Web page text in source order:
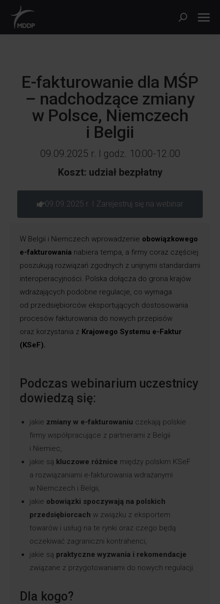
E-fakturowanie dla MŚP
– nadchodzące zmiany
w Polsce, Niemczech
i Belgii
09.09.2025 r. I godz. 10:00-12.00
Koszt: udział bezpłatny
09.09.2025 r. I Zarejestruj się na webinar
W Belgii i Niemczech wprowadzenie obowiązkowego
e-fakturowania nabiera tempa, a firmy coraz częściej
poszukują rozwiązań zgodnych z unijnymi standardami
interoperacyjności. Polska dołącza do grona krajów
wdrażających podobne regulacje, co wymaga
od przedsiębiorców eksportujących dostosowania
procesów fakturowania do nowych przepisów
oraz korzystania z Krajowego Systemu e-Faktur
(KSeF).
Podczas webinarium uczestnicy
dowiedzą się:
jakie zmiany w e-fakturowaniu czekają polskie
firmy współpracujące z partnerami z Belgii
i Niemiec,
jakie są kluczowe różnice między polskim KSeF
a rozwiązaniami e-fakturowania wdrażanymi
w Niemczech i Belgii,
jakie obowiązki spoczywają na polskich
przedsiębiorcach w związku z eksportem
towarów i usług na te rynki oraz czego będą
oczekiwać zagraniczni kontrahenci,
jakie są praktyczne wyzwania i rekomendacje
związane z przygotowaniami do nowych regulacji.
Dla kogo?